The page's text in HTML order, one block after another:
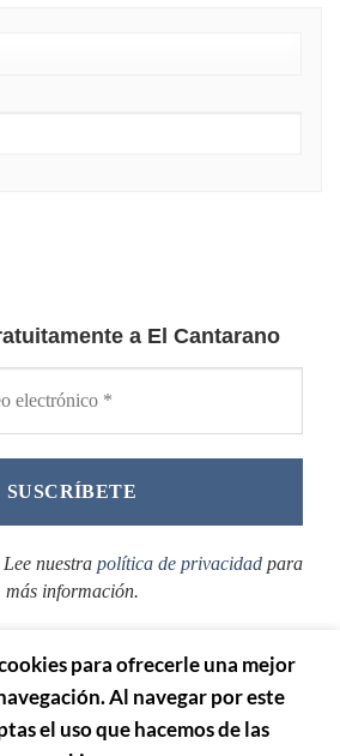
a El Cantarano
nuestra política de privacidad para
más información.
para ofrecerle una mejor
Al navegar por este
el uso que hacemos de las